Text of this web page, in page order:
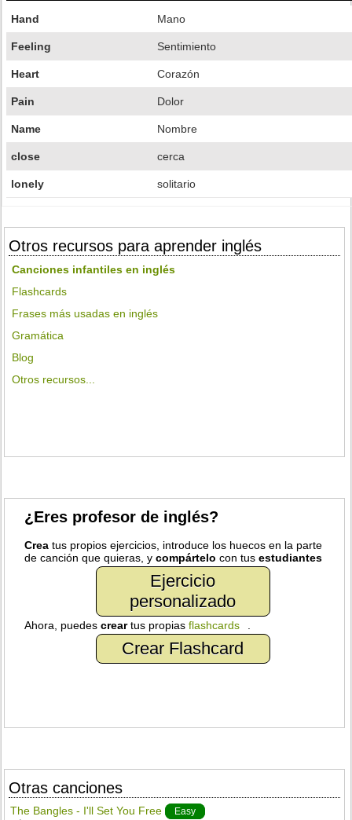
Hand Mano
Feeling Sentimiento
Heart Corazón
Pain Dolor
Name Nombre
close cerca
lonely solitario
Otros recursos para aprender inglés
Canciones infantiles en inglés
Flashcards
Frases más usadas en inglés
Gramática
Blog
Otros recursos...
¿Eres profesor de inglés?
Crea tus propios ejercicios, introduce los huecos en la parte
de canción que quieras, ycompártelo con tusestudiantes
Ejercicio
personalizado
Ahora, puedescreartus propiasflashcards
Crear Flashcard
Otras canciones
The Bangles - I'll Set You Free Easy